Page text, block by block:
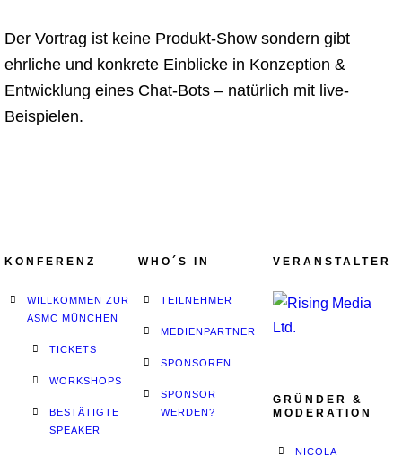
Der Vortrag ist keine Produkt-Show sondern gibt
ehrliche und konkrete Einblicke in Konzeption &
Entwicklung eines Chat-Bots – natürlich mit live-
Beispielen.
KONFERENZ
WILLKOMMEN ZUR
ASMC MÜNCHEN
TICKETS
WORKSHOPS
BESTÄTIGTE
SPEAKER
WHO´S IN
TEILNEHMER
MEDIENPARTNER
SPONSOREN
SPONSOR
WERDEN?
VERANSTALTER
GRÜNDER &
MODERATION
NICOLA